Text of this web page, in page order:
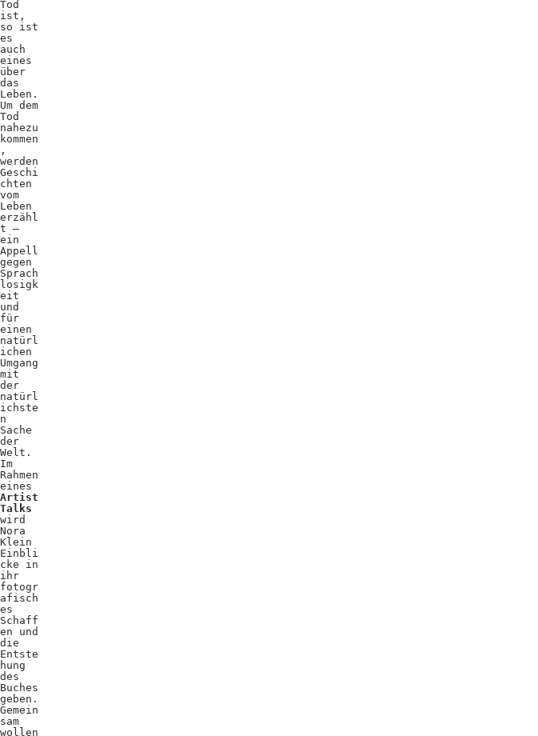
Tod
ist,
so ist
es
auch
eines
über
das
Leben.
Um dem
Tod
nahezu
kommen
,
werden
Geschi
chten
vom
Leben
erzähl
t –
ein
Appell
gegen
Sprach
losigk
eit
und
für
einen
natürl
ichen
Umgang
mit
der
natürl
ichste
n
Sache
der
Welt.
Im
Rahmen
eines
Artist
Talks
wird
Nora
Klein
Einbli
cke in
ihr
fotogr
afisch
es
Schaff
en und
die
Entste
hung
des
Buches
geben.
Gemein
sam
wollen